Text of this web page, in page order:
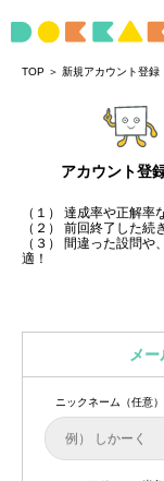
TOP ＞ 新規アカウント登録
アカウント登
（１） 達成率や正解率
（２） 前回終了した続
（３） 間違った設問
適！
メー
ニックネーム（任意）